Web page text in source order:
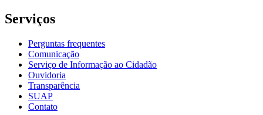
Serviços
Perguntas frequentes
Comunicação
Serviço de Informação ao Cidadão
Ouvidoria
Transparência
SUAP
Contato